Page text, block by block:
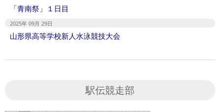
「青南祭」１日目
2025年 09月 29日
山形県高等学校新人水泳競技大会
駅伝競走部